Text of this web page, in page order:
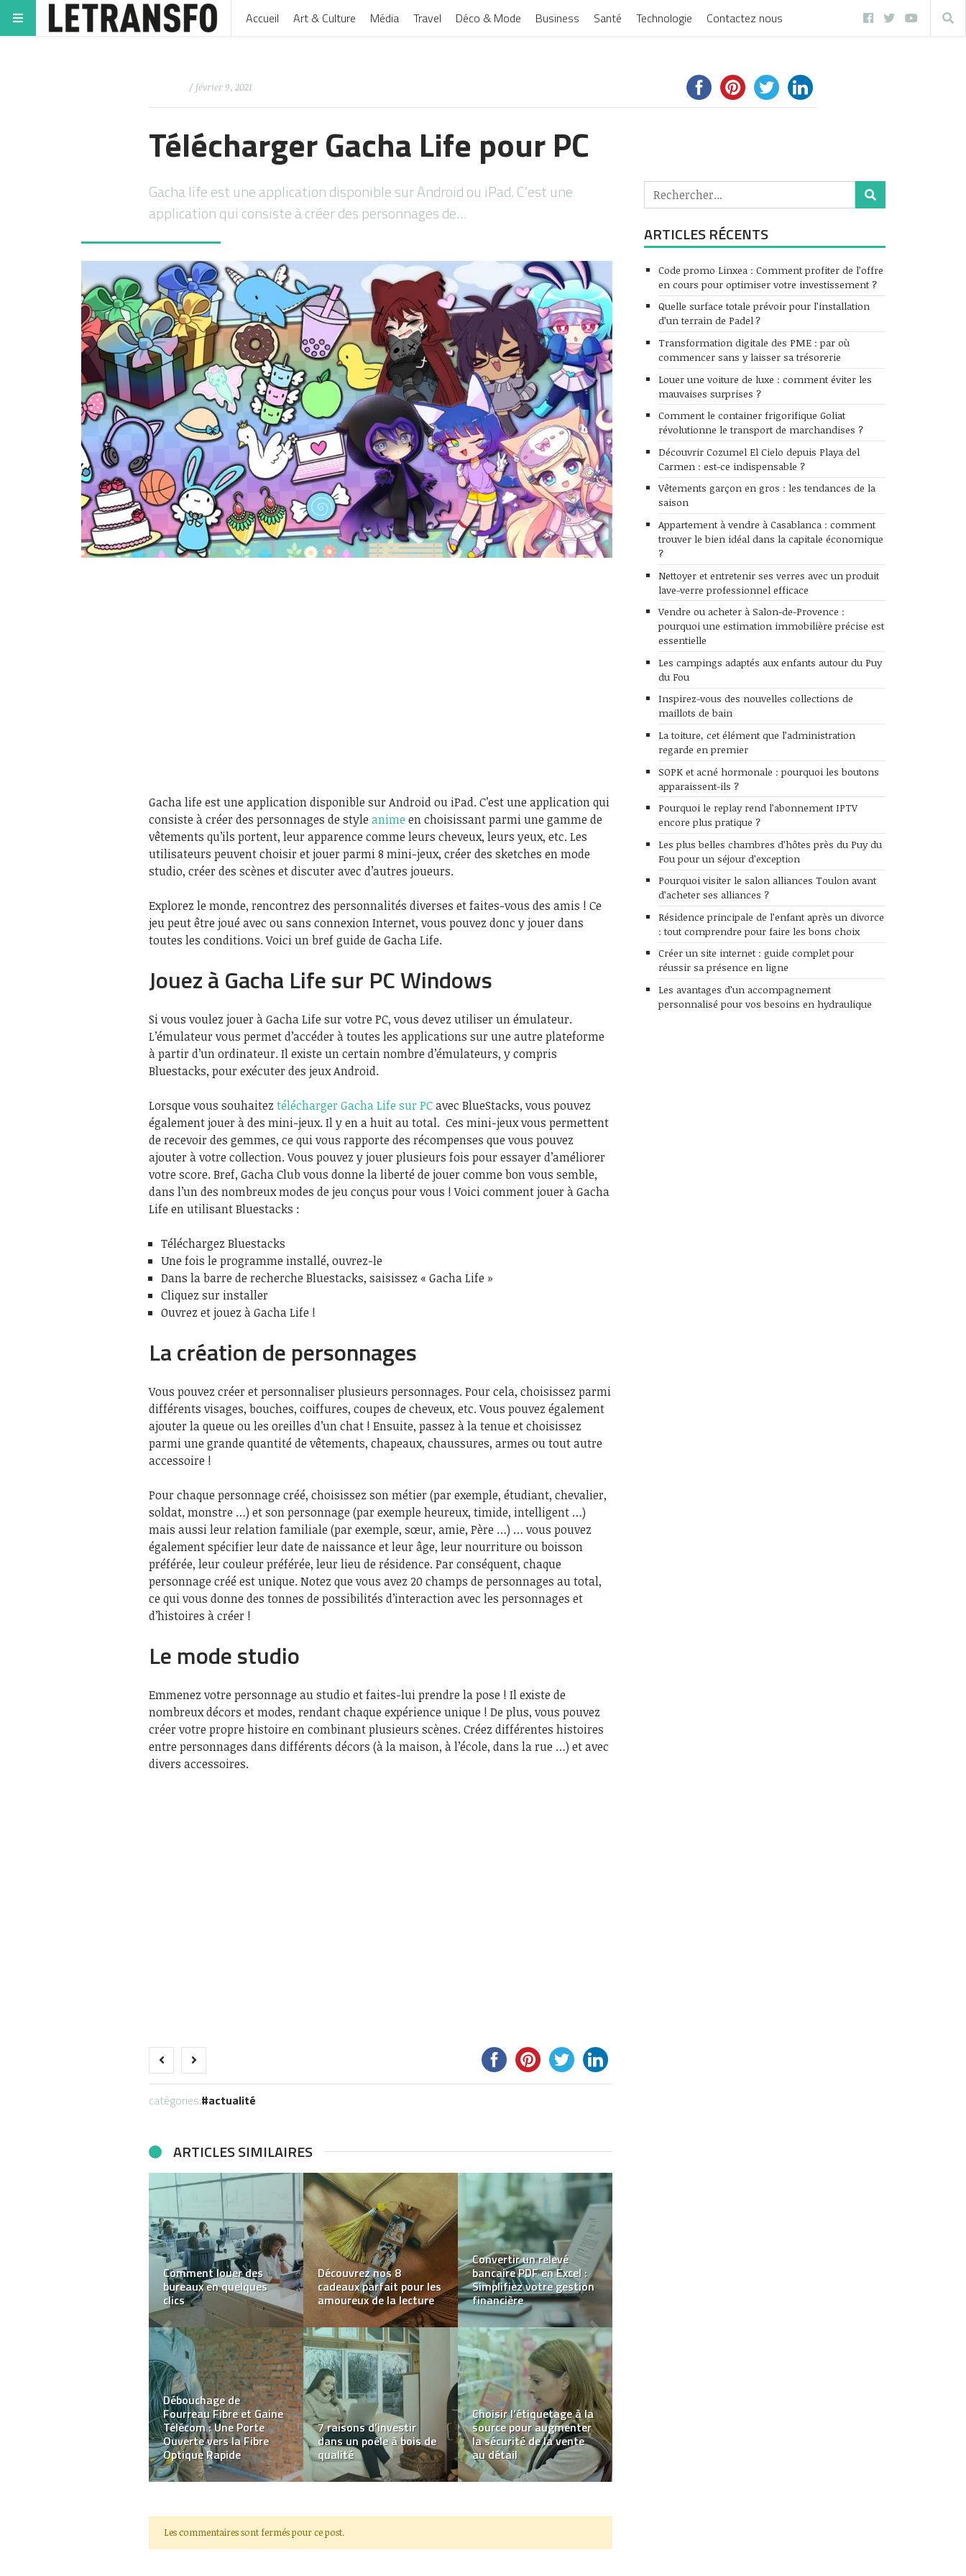
Accueil Art & Culture Média Travel Déco & Mode Business Santé Technologie Contactez nous
/ février 9, 2021
Télécharger Gacha Life pour PC
Gacha life est une application disponible sur Android ou iPad. C’est une
application qui consiste à créer des personnages de…
Gacha life est une application disponible sur Android ou iPad. C’est une application qui
consiste à créer des personnages de style anime en choisissant parmi une gamme de
vêtements qu’ils portent, leur apparence comme leurs cheveux, leurs yeux, etc. Les
utilisateurs peuvent choisir et jouer parmi 8 mini-jeux, créer des sketches en mode
studio, créer des scènes et discuter avec d’autres joueurs.
Explorez le monde, rencontrez des personnalités diverses et faites-vous des amis ! Ce
jeu peut être joué avec ou sans connexion Internet, vous pouvez donc y jouer dans
toutes les conditions. Voici un bref guide de Gacha Life.
Jouez à Gacha Life sur PC Windows
Si vous voulez jouer à Gacha Life sur votre PC, vous devez utiliser un émulateur.
L’émulateur vous permet d’accéder à toutes les applications sur une autre plateforme
à partir d’un ordinateur. Il existe un certain nombre d’émulateurs, y compris
Bluestacks, pour exécuter des jeux Android.
Lorsque vous souhaitez télécharger Gacha Life sur PCavec BlueStacks, vous pouvez
également jouer à des mini-jeux. Il y en a huit au total. Ces mini-jeux vous permettent
de recevoir des gemmes, ce qui vous rapporte des récompenses que vous pouvez
ajouter à votre collection. Vous pouvez y jouer plusieurs fois pour essayer d’améliorer
votre score. Bref, Gacha Club vous donne la liberté de jouer comme bon vous semble,
dans l’un des nombreux modes de jeu conçus pour vous ! Voici comment jouer à Gacha
Life en utilisant Bluestacks :
Téléchargez Bluestacks
Une fois le programme installé, ouvrez-le
Dans la barre de recherche Bluestacks, saisissez « Gacha Life »
Cliquez sur installer
Ouvrez et jouez à Gacha Life !
La création de personnages
Vous pouvez créer et personnaliser plusieurs personnages. Pour cela, choisissez parmi
différents visages, bouches, coiffures, coupes de cheveux, etc. Vous pouvez également
ajouter la queue ou les oreilles d’un chat ! Ensuite, passez à la tenue et choisissez
parmi une grande quantité de vêtements, chapeaux, chaussures, armes ou tout autre
accessoire !
Pour chaque personnage créé, choisissez son métier (par exemple, étudiant, chevalier,
soldat, monstre …) et son personnage (par exemple heureux, timide, intelligent …)
mais aussi leur relation familiale (par exemple, sœur, amie, Père …) … vous pouvez
également spécifier leur date de naissance et leur âge, leur nourriture ou boisson
préférée, leur couleur préférée, leur lieu de résidence. Par conséquent, chaque
personnage créé est unique. Notez que vous avez 20 champs de personnages au total,
ce qui vous donne des tonnes de possibilités d’interaction avec les personnages et
d’histoires à créer !
Le mode studio
Emmenez votre personnage au studio et faites-lui prendre la pose ! Il existe de
nombreux décors et modes, rendant chaque expérience unique ! De plus, vous pouvez
créer votre propre histoire en combinant plusieurs scènes. Créez différentes histoires
entre personnages dans différents décors (à la maison, à l’école, dans la rue …) et avec
divers accessoires.
catégories: actualité
ARTICLES SIMILAIRES
6 avantages d’avoir un
site Web pour votre
entreprise
Le boom économique
des jeux d’argent en
ligne
Voyager au Mexique —
quels sont les lois qui
règlent le cannabis et le
CBD
Un dessert sain et ultra
chic : servez des fruits
d’hiver pour
impressionner vos
invités !
Couette : les matières
adaptées aux enfants
Que sont les bons de
réduction et les codes
de réduction et
comment fonctionnent-
ils ?
Les commentaires sont fermés pour ce post.
ARTICLES RÉCENTS
Code promo Linxea : Comment profiter de l’offre
en cours pour optimiser votre investissement ?
Quelle surface totale prévoir pour l’installation
d’un terrain de Padel ?
Transformation digitale des PME : par où
commencer sans y laisser sa trésorerie
Louer une voiture de luxe : comment éviter les
mauvaises surprises ?
Comment le container frigorifique Goliat
révolutionne le transport de marchandises ?
Découvrir Cozumel El Cielo depuis Playa del
Carmen : est-ce indispensable ?
Vêtements garçon en gros : les tendances de la
saison
Appartement à vendre à Casablanca : comment
trouver le bien idéal dans la capitale économique
?
Nettoyer et entretenir ses verres avec un produit
lave-verre professionnel efficace
Vendre ou acheter à Salon-de-Provence :
pourquoi une estimation immobilière précise est
essentielle
Les campings adaptés aux enfants autour du Puy
du Fou
Inspirez-vous des nouvelles collections de
maillots de bain
La toiture, cet élément que l’administration
regarde en premier
SOPK et acné hormonale : pourquoi les boutons
apparaissent-ils ?
Pourquoi le replay rend l’abonnement IPTV
encore plus pratique ?
Les plus belles chambres d’hôtes près du Puy du
Fou pour un séjour d’exception
Pourquoi visiter le salon alliances Toulon avant
d’acheter ses alliances ?
Résidence principale de l’enfant après un divorce
: tout comprendre pour faire les bons choix
Créer un site internet : guide complet pour
réussir sa présence en ligne
Les avantages d’un accompagnement
personnalisé pour vos besoins en hydraulique